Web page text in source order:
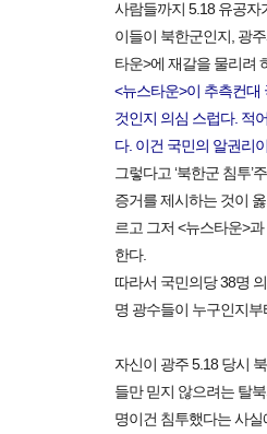
사람들까지 5.18 유공자
이들이 북한군인지, 광
타운>에 재갈을 물리려
<뉴스타운>이 추측컨대
것인지 의심 스럽다. 적
다. 이건 국민의 알권리
그렇다고 ‘북한군 침투
증거를 제시하는 것이
르고 그저 <뉴스타운>
한다.
따라서 국민의당 38명
명 광수들이 누구인지
자신이 광주 5.18 당시
들만 믿지 않으려는 탈
명이건 침투했다는 사